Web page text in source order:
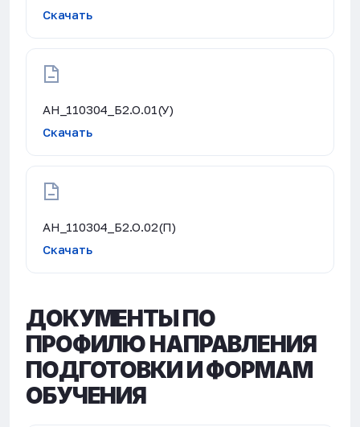
Скачать
АН_110304_Б2.О.01(У)
Скачать
АН_110304_Б2.О.02(П)
Скачать
ДОКУМЕНТЫ ПО
ПРОФИЛЮ НАПРАВЛЕНИЯ
ПОДГОТОВКИ И ФОРМАМ
ОБУЧЕНИЯ